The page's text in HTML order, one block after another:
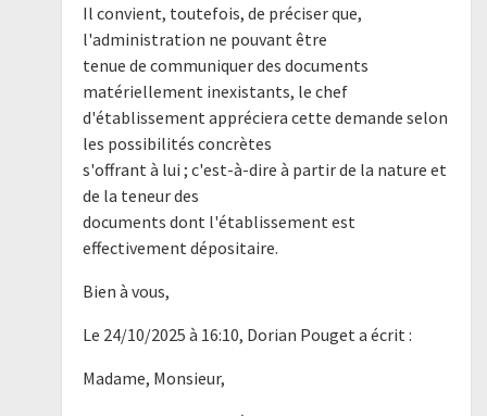
Il convient, toutefois, de préciser que,
l'administration ne pouvant être
tenue de communiquer des documents
matériellement inexistants, le chef
d'établissement appréciera cette demande selon
les possibilités concrètes
s'offrant à lui ; c'est-à-dire à partir de la nature et
de la teneur des
documents dont l'établissement est
effectivement dépositaire.
Bien à vous,
Le 24/10/2025 à 16:10, Dorian Pouget a écrit :
Madame, Monsieur,